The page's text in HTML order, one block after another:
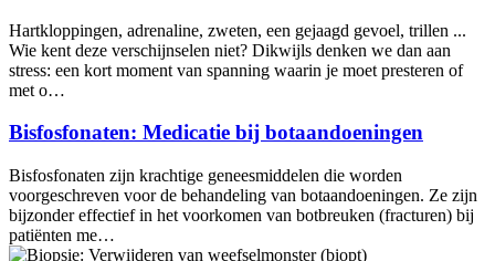
Hartkloppingen, adrenaline, zweten, een gejaagd gevoel, trillen ...
Wie kent deze verschijnselen niet? Dikwijls denken we dan aan
stress: een kort moment van spanning waarin je moet presteren of
met o…
Bisfosfonaten: Medicatie bij botaandoeningen
Bisfosfonaten zijn krachtige geneesmiddelen die worden
voorgeschreven voor de behandeling van botaandoeningen. Ze zijn
bijzonder effectief in het voorkomen van botbreuken (fracturen) bij
patiënten me…